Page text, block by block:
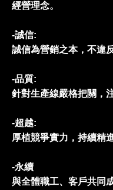
經營理念。
-誠信:
誠信為營銷之本，不違
-品質:
針對生產線嚴格把關，
-超越:
厚植競爭實力，持續精
-永續
與全體職工、客戶共同